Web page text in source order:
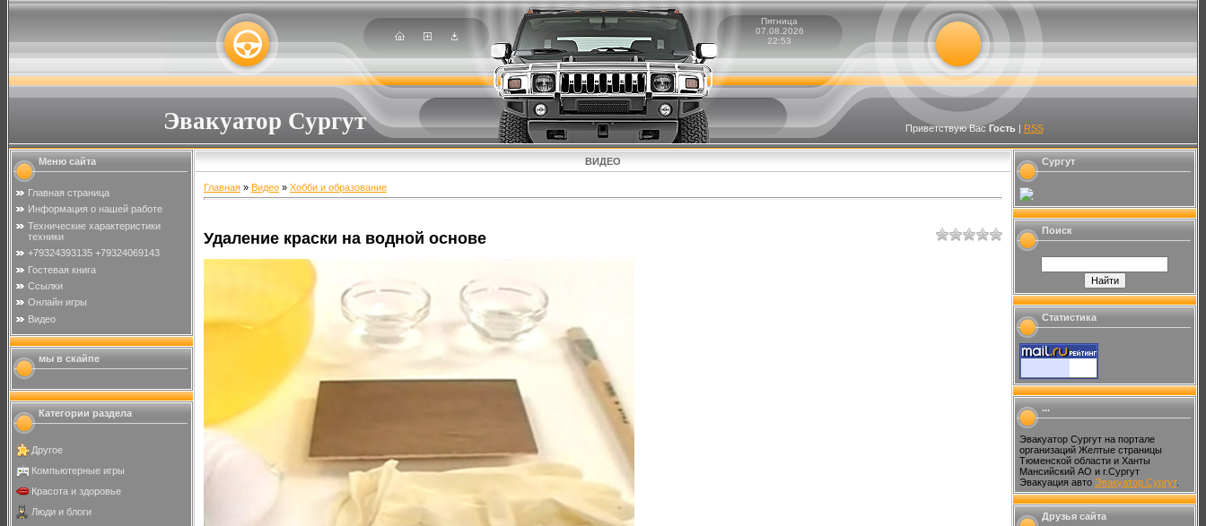
Эвакуатор Сургут
Пятница
07.08.2026
22:53
Приветствую Вас Гость| RSS
Меню сайта
Главная страница
Информация о нашей работе
Технические характеристики
техники
+79324393135 +79324069143
Гостевая книга
Ссылки
Онлайн игры
Видео
мы в скайпе
Категории раздела
Другое
Компьютерные игры
Красота и здоровье
Люди и блоги
ВИДЕО
Главная » Видео » Хобби и образование
Удаление краски на водной основе
Сургут
Поиск
Статистика
...
Эвакуатор Сургут на портале
организаций Желтые страницы
Тюменской области и Ханты
Мансийский АО и г.Сургут
Эвакуация авто Эвакуатор Сургут.
Друзья сайта